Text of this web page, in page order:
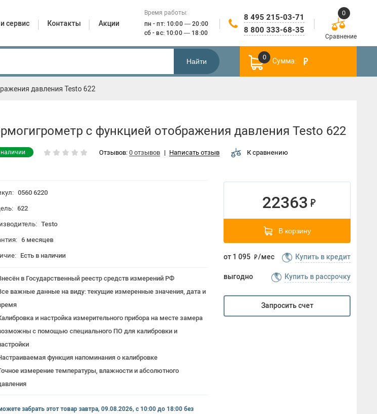
сервис Контакты Акции
Время работы:
пн - пт: 10:00 — 20:00
сб - вс: 10:00 — 18:00
8 495 215-03-71
8 800 333-68-35
0
Сравнение
Найти
0 Сумма:
давления Testo 622
с функцией отображения давления Testo 622
наличии Отзывов: 0 отзывов | Написать отзыв К сравнению
0560 6220
622
Testo
6 месяцев
Есть в наличии
в Государственный реестр средств измерений РФ
важные данные на виду: текущие измеренные значения, дата и
и настройка измерительного прибора на месте замера
с помощью специального ПО для калибровки и
функция напоминания о калибровке
измерение температуры, влажности и абсолютного
забрать этот товар завтра, 09.08.2026, с 10:00 до 18:00 без
22363
В корзину
от 1 095 /мес Купить в кредит
выгодно Купить в рассрочку
Запросить счет